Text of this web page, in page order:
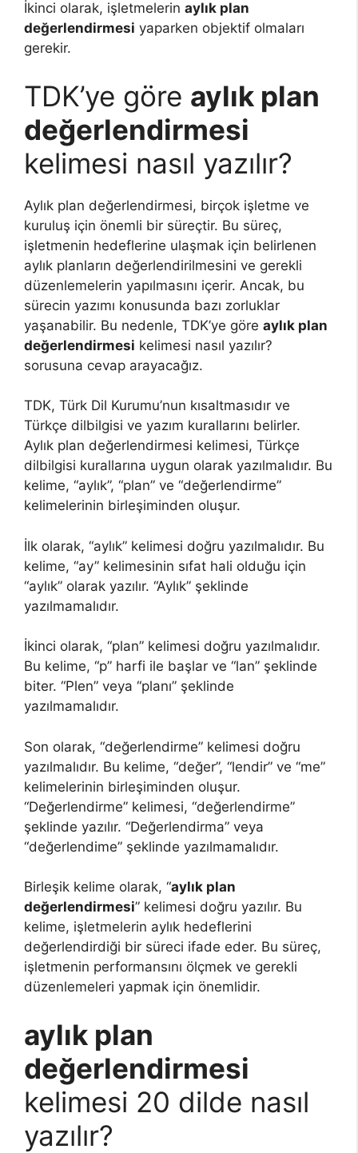
İkinci olarak, işletmelerin aylık plan
değerlendirmesi yaparken objektif olmaları
gerekir.
TDK’ye göre aylık plan
değerlendirmesi
kelimesi nasıl yazılır?
Aylık plan değerlendirmesi, birçok işletme ve
kuruluş için önemli bir süreçtir. Bu süreç,
işletmenin hedeflerine ulaşmak için belirlenen
aylık planların değerlendirilmesini ve gerekli
düzenlemelerin yapılmasını içerir. Ancak, bu
sürecin yazımı konusunda bazı zorluklar
yaşanabilir. Bu nedenle, TDK’ye göre aylık plan
değerlendirmesi kelimesi nasıl yazılır?
sorusuna cevap arayacağız.
TDK, Türk Dil Kurumu’nun kısaltmasıdır ve
Türkçe dilbilgisi ve yazım kurallarını belirler.
Aylık plan değerlendirmesi kelimesi, Türkçe
dilbilgisi kurallarına uygun olarak yazılmalıdır. Bu
kelime, “aylık”, “plan” ve “değerlendirme”
kelimelerinin birleşiminden oluşur.
İlk olarak, “aylık” kelimesi doğru yazılmalıdır. Bu
kelime, “ay” kelimesinin sıfat hali olduğu için
“aylık” olarak yazılır. “Aylık” şeklinde
yazılmamalıdır.
İkinci olarak, “plan” kelimesi doğru yazılmalıdır.
Bu kelime, “p” harfi ile başlar ve “lan” şeklinde
biter. “Plen” veya “planı” şeklinde
yazılmamalıdır.
Son olarak, “değerlendirme” kelimesi doğru
yazılmalıdır. Bu kelime, “değer”, “lendir” ve “me”
kelimelerinin birleşiminden oluşur.
“Değerlendirme” kelimesi, “değerlendirme”
şeklinde yazılır. “Değerlendirma” veya
“değerlendime” şeklinde yazılmamalıdır.
Birleşik kelime olarak, “aylık plan
değerlendirmesi” kelimesi doğru yazılır. Bu
kelime, işletmelerin aylık hedeflerini
değerlendirdiği bir süreci ifade eder. Bu süreç,
işletmenin performansını ölçmek ve gerekli
düzenlemeleri yapmak için önemlidir.
aylık plan
değerlendirmesi
kelimesi 20 dilde nasıl
yazılır?